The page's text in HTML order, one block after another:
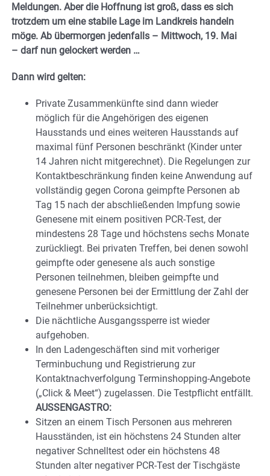
Meldungen. Aber die Hoffnung ist groß, dass es sich
trotzdem um eine stabile Lage im Landkreis handeln
möge. Ab übermorgen jedenfalls – Mittwoch, 19. Mai
– darf nun gelockert werden …
Dann wird gelten:
Private Zusammenkünfte sind dann wieder
möglich für die Angehörigen des eigenen
Hausstands und eines weiteren Hausstands auf
maximal fünf Personen beschränkt (Kinder unter
14 Jahren nicht mitgerechnet). Die Regelungen zur
Kontaktbeschränkung finden keine Anwendung auf
vollständig gegen Corona geimpfte Personen ab
Tag 15 nach der abschließenden Impfung sowie
Genesene mit einem positiven PCR-Test, der
mindestens 28 Tage und höchstens sechs Monate
zurückliegt. Bei privaten Treffen, bei denen sowohl
geimpfte oder genesene als auch sonstige
Personen teilnehmen, bleiben geimpfte und
genesene Personen bei der Ermittlung der Zahl der
Teilnehmer unberücksichtigt.
Die nächtliche Ausgangssperre ist wieder
aufgehoben.
In den Ladengeschäften sind mit vorheriger
Terminbuchung und Registrierung zur
Kontaktnachverfolgung Terminshopping-Angebote
(„Click & Meet“) zugelassen. Die Testpflicht entfällt.
AUSSENGASTRO:
Sitzen an einem Tisch Personen aus mehreren
Hausständen, ist ein höchstens 24 Stunden alter
negativer Schnelltest oder ein höchstens 48
Stunden alter negativer PCR-Test der Tischgäste